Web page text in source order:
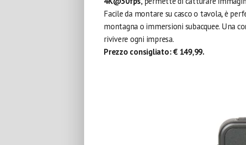
Facile da montare su casco o tavola, è
montagna o immersioni subacquee. Una
rivivere ogni impresa.
Prezzo consigliato: € 149,99.